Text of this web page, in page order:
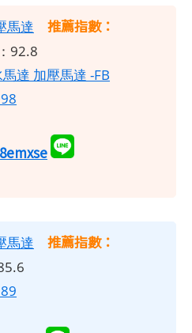
馬達
推薦指數：
92.8
達 加壓馬達 -FB
馬達
推薦指數：